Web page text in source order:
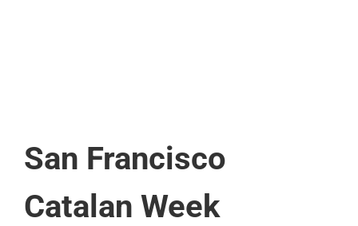
San Francisco
Catalan Week